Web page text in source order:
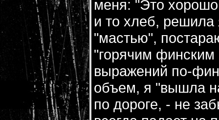
меня: "Это
и то хлеб, решила
"мастью",
"горячим
выражений по-
объем, я "вышла
по дороге, - не